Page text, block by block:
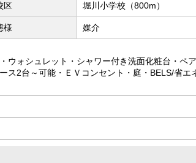
区 堀川小学校（800m）
様 媒介
ウォシュレット・シャワー付き洗面化粧台・ペ
ス2台～可能・ＥＶコンセント・庭・BELS/省エ